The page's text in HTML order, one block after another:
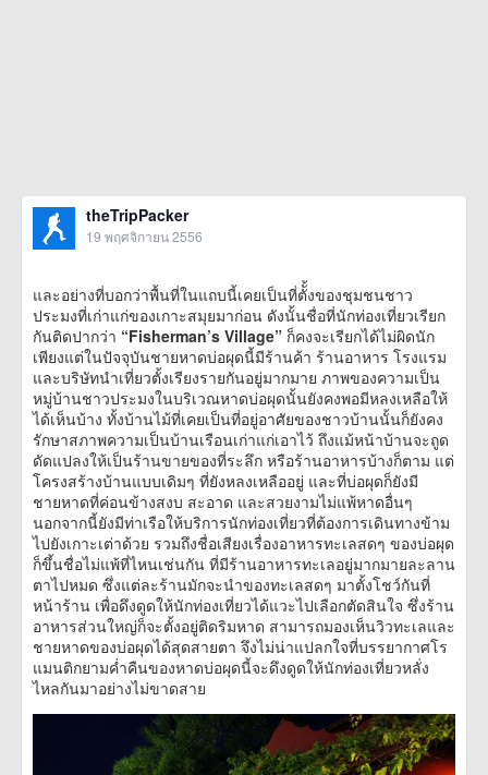
theTripPacker
19 พฤศจิกายน 2556
และอย่างที่บอกว่าพื้นที่ในแถบนี้เคยเป็นที่ตัั้งของชุมชนชาว
ประมงที่เก่าแก่ของเกาะสมุยมาก่อน ดังนั้นชื่อที่นักท่องเที่ยวเรียก
กันติดปากว่า “Fisherman’s Village” ก็คงจะเรียกได้ไม่ผิดนัก
เพียงแต่ในปัจจุบันชายหาดบ่อผุดนี้มีร้านค้า ร้านอาหาร โรงแรม
และบริษัทนำเที่ยวตั้งเรียงรายกันอยู่มากมาย ภาพของความเป็น
หมู่บ้านชาวประมงในบริเวณหาดบ่อผุดนั้นยังคงพอมีหลงเหลือให้
ได้เห็นบ้าง ทั้งบ้านไม้ที่เคยเป็นที่อยู่อาศัยของชาวบ้านนั้นก็ยังคง
รักษาสภาพความเป็นบ้านเรือนเก่าแก่เอาไว้ ถึงแม้หน้าบ้านจะถูด
ดัดแปลงให้เป็นร้านขายของที่ระลึก หรือร้านอาหารบ้างก็ตาม แต่
โครงสร้างบ้านแบบเดิมๆ ที่ยังหลงเหลืออยู่ และที่บ่อผุดก็ยังมี
ชายหาดที่ค่อนข้างสงบ สะอาด และสวยงามไม่แพ้หาดอื่นๆ
นอกจากนี้ยังมีท่าเรือให้บริการนักท่องเที่ยวที่ต้องการเดินทางข้าม
ไปยังเกาะเต่าด้วย รวมถึงชื่อเสียงเรื่องอาหารทะเลสดๆ ของบ่อผุด
ก็ขึ้นชื่อไม่แพ้ที่ไหนเช่นกัน ที่มีร้านอาหารทะเลอยู่มากมายละลาน
ตาไปหมด ซึ่งแต่ละร้านมักจะนำของทะเลสดๆ มาตั้งโชว์กันที่
หน้าร้าน เพื่อดึงดูดให้นักท่องเที่ยวได้แวะไปเลือกตัดสินใจ ซึ่งร้าน
อาหารส่วนใหญ่ก็จะตั้งอยู่ติดริมหาด สามารถมองเห็นวิวทะเลและ
ชายหาดของบ่อผุดได้สุดสายตา จึงไม่น่าแปลกใจที่บรรยากาศโร
แมนติกยามค่ำคืนของหาดบ่อผุดนี้จะดึงดูดให้นักท่องเที่ยวหลั่ง
ไหลกันมาอย่างไม่ขาดสาย